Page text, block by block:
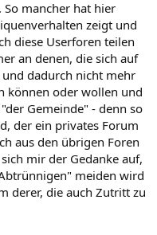
mancher hat hier
zeigt und
diese Userforen teilen
an denen, die sich auf
und dadurch nicht mehr
können oder wollen und
Gemeinde" - denn so
der ein privates Forum
aus den übrigen Foren
mir der Gedanke auf,
meiden wird
derer, die auch Zutritt zu